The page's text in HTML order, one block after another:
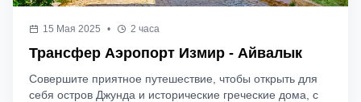
15 Мая 2025 • 2 часа
Трансфер Аэропорт Измир - Айвалык
Совершите приятное путешествие, чтобы открыть для
себя остров Джунда и исторические греческие дома, с